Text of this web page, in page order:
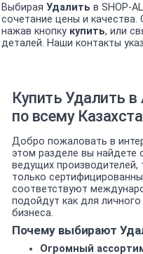
Выбирая Удалить в SHOP-
сочетание цены и
нажав кнопку купить, или
деталей. Наши контакты
Купить Удалить
по всему
Добро пожаловать в
этом разделе вы найдете
ведущих производителей,
только
соответствуют
подойдут как для
бизнеса.
Почему выбирают
Огромный